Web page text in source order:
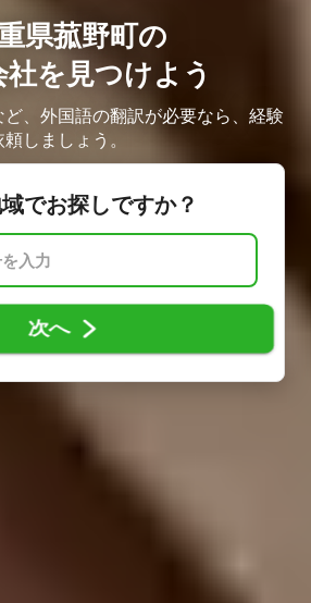
県菰野町の
社を見つけよう
、外国語の翻訳が必要なら、経験
しましょう。
でお探しですか？
次へ